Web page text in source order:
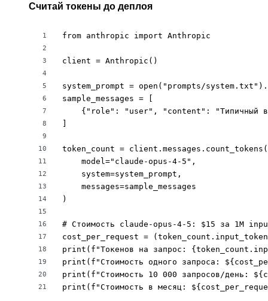
Считай токены до деплоя
1
2
3
4
5
6
7
8
9
10
11
12
13
14
15
16
17
18
19
20
21
from anthropic import Anthropic
client = Anthropic()
system_prompt = open("prompts/
sample_messages = [
{"role": "user", "content": "Типичный
token_count = client.messages.count_tokens(
    model="claude-opus-4-5",
    system=system_prompt,
    messages=sample_messages
)
# Стоимость claude-opus-4-5: $15 за 1M
cost_per_request =
print(f"Токенов на запрос:
print(f"Стоимость одного запроса:
print(f"Стоимость 10 000 запросов/день:
print(f"Стоимость в месяц: